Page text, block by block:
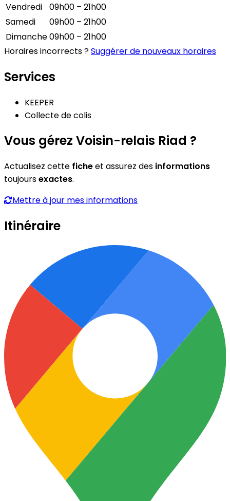
Vendredi
09h00 – 21h00
Samedi
09h00 – 21h00
Dimanche09h00 – 21h00
Horaires incorrects ?Suggérer de nouveaux horaires
Services
KEEPER
Collecte de colis
Vous gérez Voisin-relais Riad ?
Actualisez cette ficheet assurez des informations
toujoursexactes.
Mettre à jour mes informations
Itinéraire